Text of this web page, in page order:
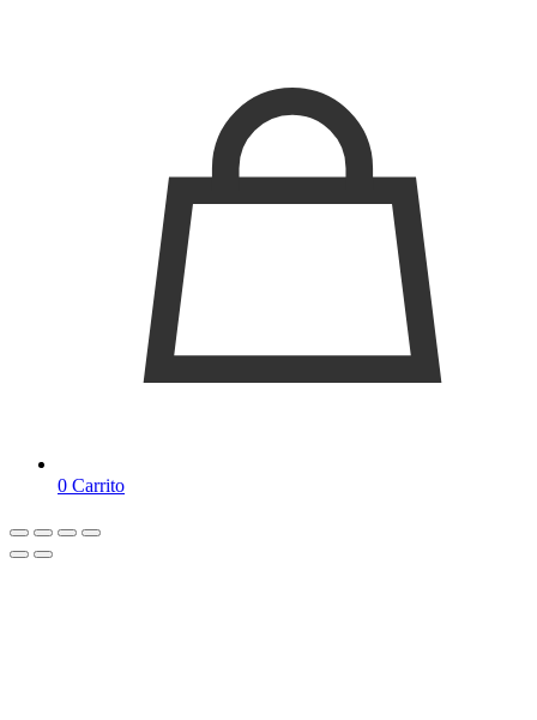
0 Carrito